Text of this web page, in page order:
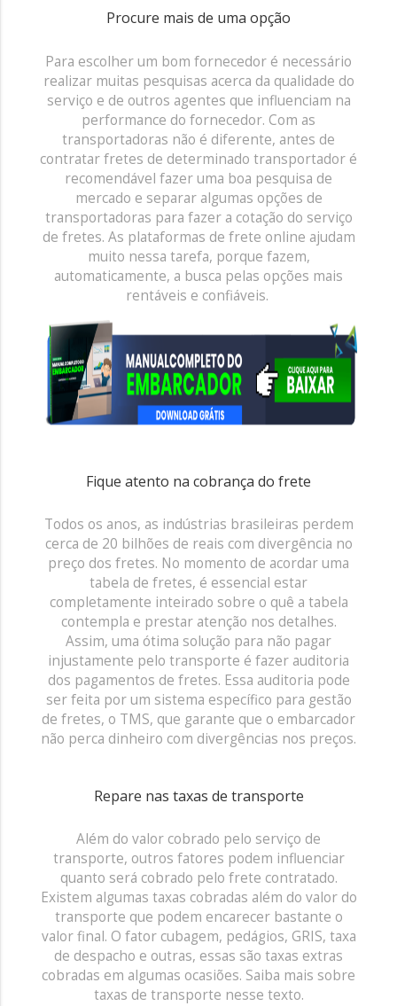
Procure mais de uma opção
Para escolher um bom fornecedor é necessário
realizar muitas pesquisas acerca da qualidade do
serviço e de outros agentes que influenciam na
performance do fornecedor. Com as
transportadoras não é diferente, antes de
contratar fretes de determinado transportador é
recomendável fazer uma boa pesquisa de
mercado e separar algumas opções de
transportadoras para fazer a cotação do serviço
de fretes. As plataformas de frete online ajudam
muito nessa tarefa, porque fazem,
automaticamente, a busca pelas opções mais
rentáveis e confiáveis.
Fique atento na cobrança do frete
Todos os anos, as indústrias brasileiras perdem
cerca de 20 bilhões de reais com divergência no
preço dos fretes. No momento de acordar uma
tabela de fretes, é essencial estar
completamente inteirado sobre o quê a tabela
contempla e prestar atenção nos detalhes.
Assim, uma ótima solução para não pagar
injustamente pelo transporte é fazer auditoria
dos pagamentos de fretes. Essa auditoria pode
ser feita por um sistema específico para gestão
de fretes, o TMS, que garante que o embarcador
não perca dinheiro com divergências nos preços.
Repare nas taxas de transporte
Além do valor cobrado pelo serviço de
transporte, outros fatores podem influenciar
quanto será cobrado pelo frete contratado.
Existem algumas taxas cobradas além do valor do
transporte que podem encarecer bastante o
valor final. O fator cubagem, pedágios, GRIS, taxa
de despacho e outras, essas são taxas extras
cobradas em algumas ocasiões. Saiba mais sobre
taxas de transporte nesse texto.